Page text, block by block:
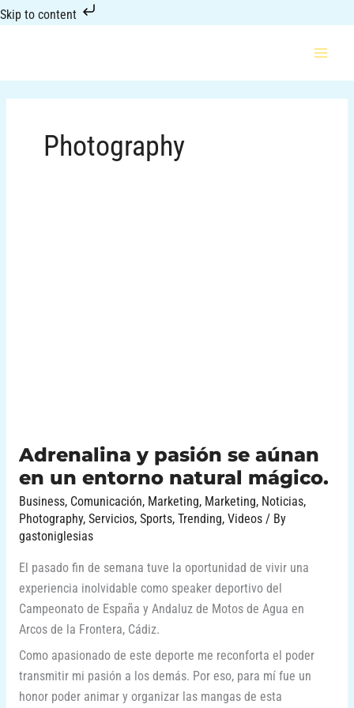
Skip to content
Skip
to
Photography
Adrenalina y pasión se aúnan
en un entorno natural mágico.
Business, Comunicación, Marketing, Marketing, Noticias,
Photography, Servicios, Sports, Trending, Videos/ By
gastoniglesias
El pasado fin de semana tuve la oportunidad de vivir una
experiencia inolvidable como speaker deportivo del
Campeonato de España y Andaluz de Motos de Agua en
Arcos de la Frontera, Cádiz.
Como apasionado de este deporte me reconforta el poder
transmitir mi pasión a los demás. Por eso, para mí fue un
honor poder animar y organizar las mangas de esta